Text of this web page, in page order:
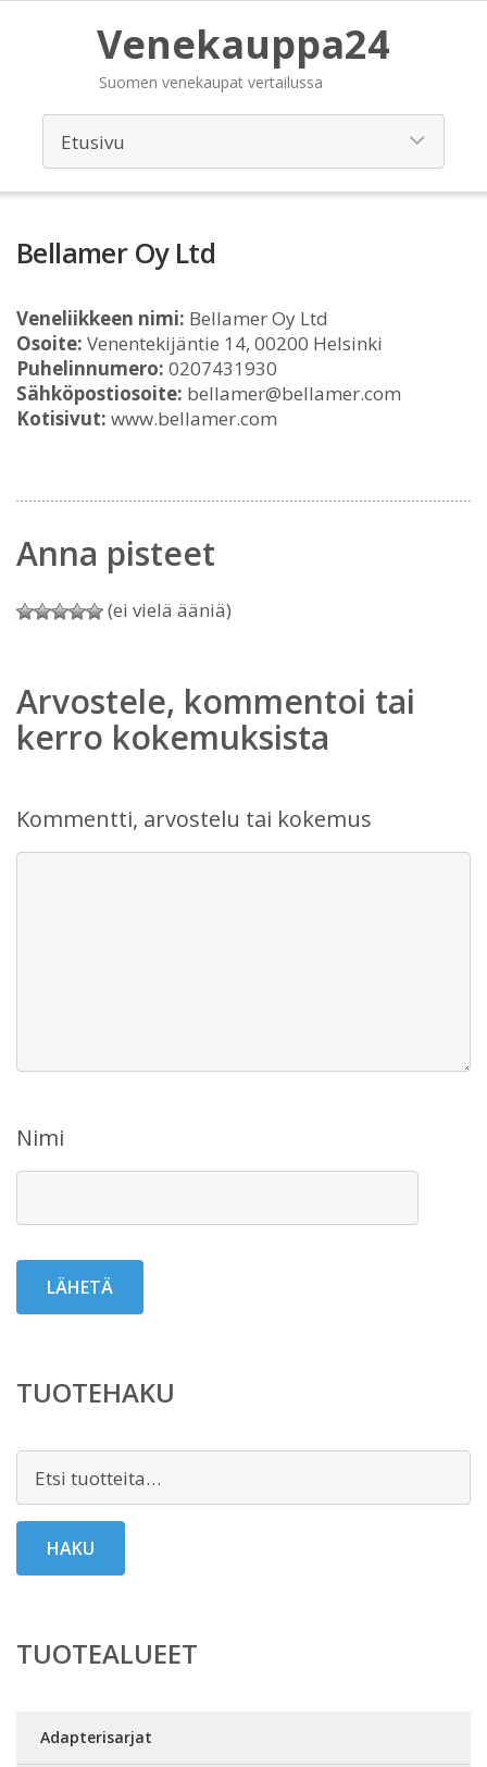
Venekauppa24
Suomen venekaupat vertailussa
Bellamer Oy Ltd
Veneliikkeen nimi: Bellamer Oy Ltd
Osoite: Venentekijäntie 14, 00200 Helsinki
Puhelinnumero: 0207431930
Sähköpostiosoite: bellamer@bellamer.com
Kotisivut: www.bellamer.com
Anna pisteet
(ei vielä ääniä)
Arvostele, kommentoi tai
kerro kokemuksista
Kommentti, arvostelu tai kokemus
Nimi
TUOTEHAKU
HAKU
TUOTEALUEET
Adapterisarjat